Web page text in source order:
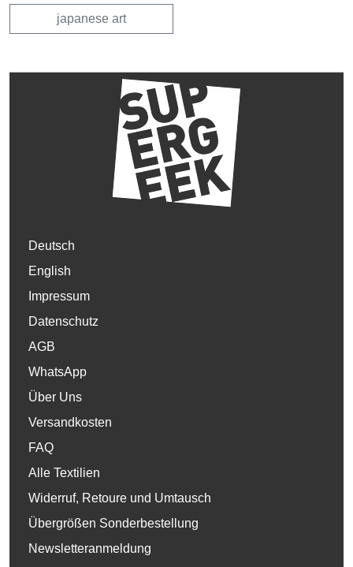
japanese art
Deutsch
English
Impressum
Datenschutz
AGB
WhatsApp
Über Uns
Versandkosten
FAQ
Alle Textilien
Widerruf, Retoure und Umtausch
Übergrößen Sonderbestellung
Newsletteranmeldung